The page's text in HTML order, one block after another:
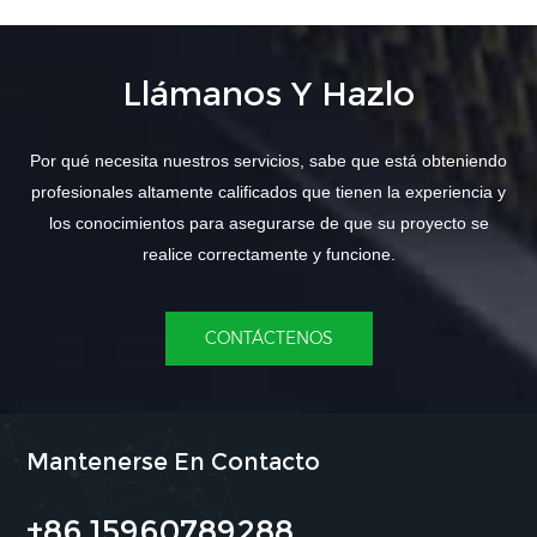
Llámanos Y Hazlo
Por qué necesita nuestros servicios, sabe que está obteniendo
profesionales altamente calificados que tienen la experiencia y
los conocimientos para asegurarse de que su proyecto se
realice correctamente y funcione.
CONTÁCTENOS
Mantenerse En Contacto